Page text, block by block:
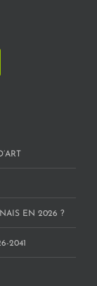
EN 2026 ?
2041